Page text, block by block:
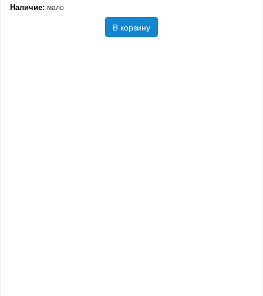
Наличие: мало
В корзину